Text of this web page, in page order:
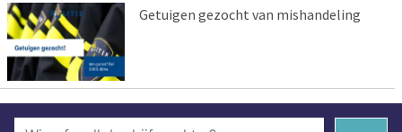
Getuigen gezocht van mishandeling